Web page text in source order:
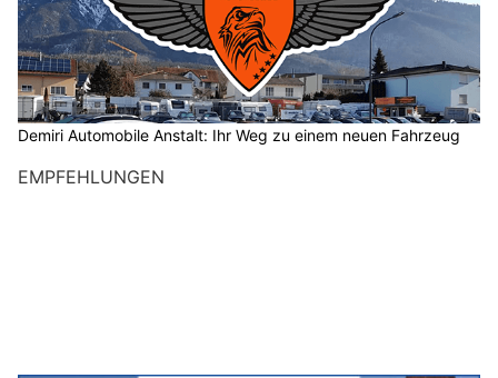
Demiri Automobile Anstalt: Ihr Weg zu einem neuen Fahrzeug
EMPFEHLUNGEN